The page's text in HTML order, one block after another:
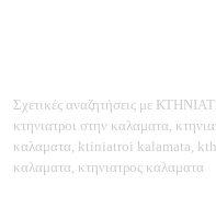
Σχετικές αναζητήσεις με
κτηνιατροι στην καλαματα,
καλαματα, ktiniatroi kalamata,
καλαματα, κτηνιατρος καλαματα